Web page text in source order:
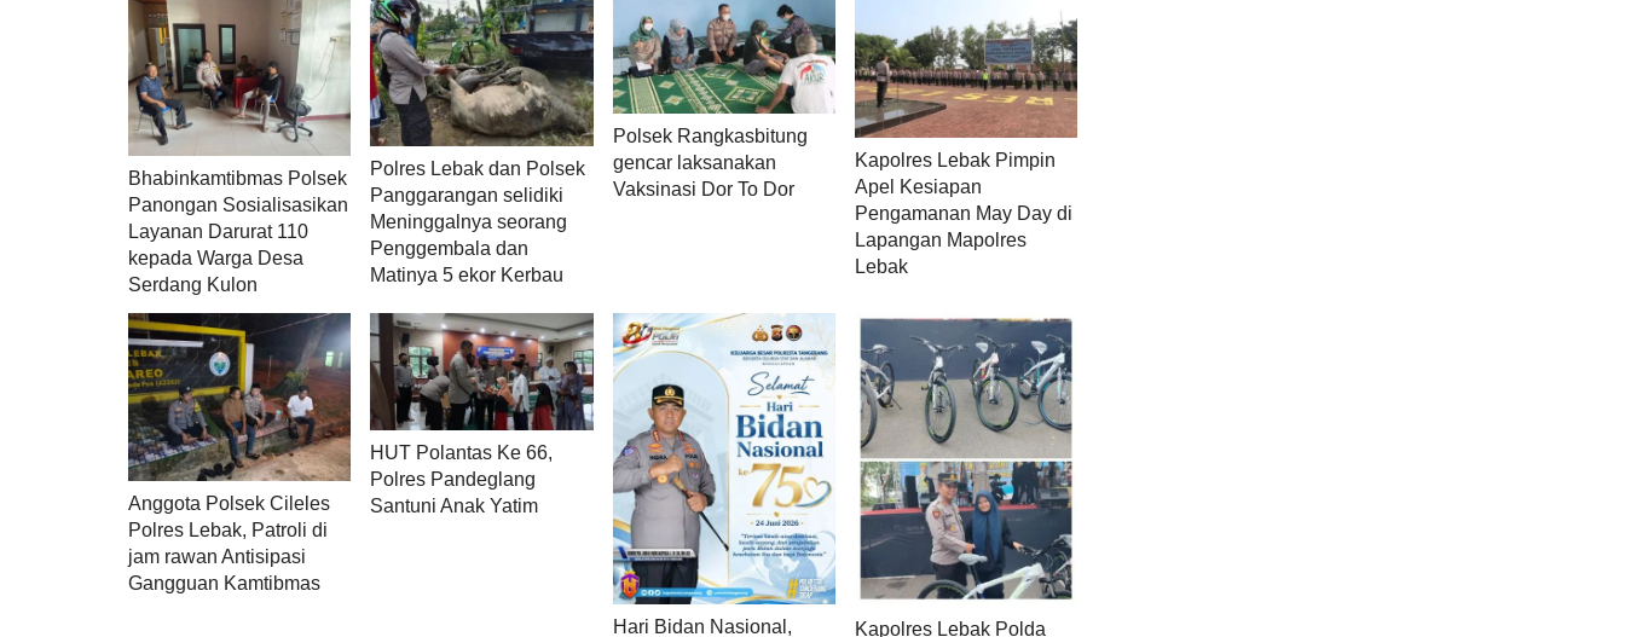
Bhabinkamtibmas Polsek
Panongan Sosialisasikan
Layanan Darurat 110
kepada Warga Desa
Serdang Kulon
Polres Lebak dan Polsek
Panggarangan selidiki
Meninggalnya seorang
Penggembala dan
Matinya 5 ekor Kerbau
Polsek Rangkasbitung
gencar laksanakan
Vaksinasi Dor To Dor
Kapolres Lebak Pimpin
Apel Kesiapan
Pengamanan May Day di
Lapangan Mapolres
Lebak
Anggota Polsek Cileles
Polres Lebak, Patroli di
jam rawan Antisipasi
Gangguan Kamtibmas
HUT Polantas Ke 66,
Polres Pandeglang
Santuni Anak Yatim
Hari Bidan Nasional, Kapolres Lebak Polda